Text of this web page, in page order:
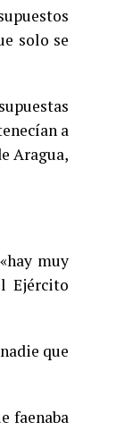
solo se
a
Aragua,
muy
Ejército
que
faenaba